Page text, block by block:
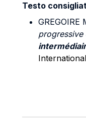
Testo
GREGOIRE
progressive